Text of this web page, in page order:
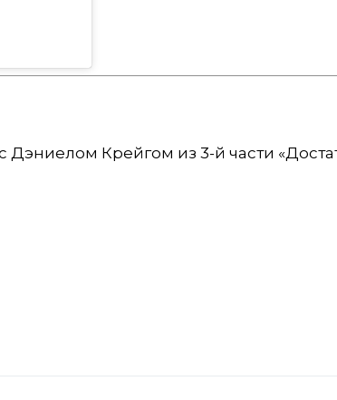
Крейгом из 3-й части